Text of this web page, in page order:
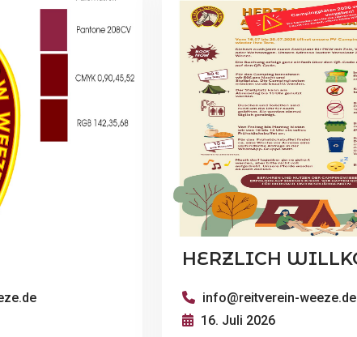
info@reitverein-weeze.de
16. Juli 2026